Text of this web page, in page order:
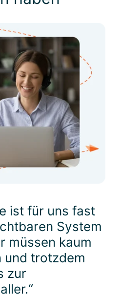
ist für uns fast
System
müssen kaum
und trotzdem
zur